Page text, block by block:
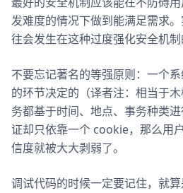
发难度的情况下做到能满足需求
往会发生在这种过度强化安全机制
不要忘记著名的等强原则：一个
的环节决定的（译者注：相当于
务都基于时间、地点、事务种类
证却只依靠一个 cookie，那么用
信度就被大大剥弱了。
调试代码的时候一定要记住，就